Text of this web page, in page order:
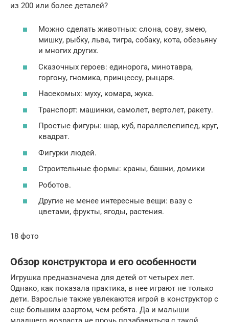
из 200 или более деталей?
Можно сделать животных: слона, сову, змею,
мишку, рыбку, льва, тигра, собаку, кота, обезьяну
и многих других.
Сказочных героев: единорога, минотавра,
горгону, гномика, принцессу, рыцаря.
Насекомых: муху, комара, жука.
Транспорт: машинки, самолет, вертолет, ракету.
Простые фигуры: шар, куб, параллелепипед, круг,
квадрат.
Фигурки людей.
Строительные формы: краны, башни, домики
Роботов.
Другие не менее интересные вещи: вазу с
цветами, фрукты, ягоды, растения.
18 фото
Обзор конструктора и его особенности
Игрушка предназначена для детей от четырех лет.
Однако, как показала практика, в нее играют не только
дети. Взрослые также увлекаются игрой в конструктор с
еще большим азартом, чем ребята. Да и малыши